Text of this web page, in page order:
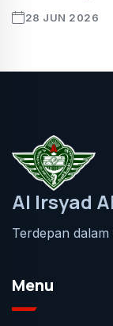
28 JUN 2026
Al Irsyad
Terdepan
Menu